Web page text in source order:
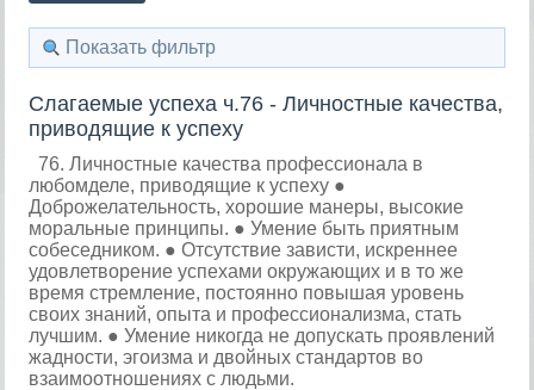
Показать фильтр
Слагаемые успеха ч.76 - Личностные качества,
приводящие к успеху
76. Личностные качества профессионала в
любомделе, приводящие к успеху ●
Доброжелательность, хорошие манеры, высокие
моральные принципы. ● Умение быть приятным
собеседником. ● Отсутствие зависти, искреннее
удовлетворение успехами окружающих и в то же
время стремление, постоянно повышая уровень
своих знаний, опыта и профессионализма, стать
лучшим. ● Умение никогда не допускать проявлений
жадности, эгоизма и двойных стандартов во
взаимоотношениях с людьми.